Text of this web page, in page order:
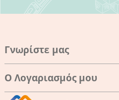
Γνωρίστε μας
Ο Λογαριασμός μου